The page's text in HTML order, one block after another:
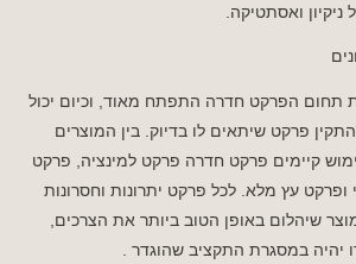
ואסתטיקה.
תחום הפרקט חדרה התפתח מאוד, וכיום יכול
פרקט שיתאים לו בדיוק. בין המוצרים
קיימים פרקט חדרה פרקט למינציה, פרקט
עץ מלא. לכל פרקט יתרונות וחסרונות
שיהלום באופן הטוב ביותר את הצרכים,
יהיה במסגרת התקציב שהוגדר .